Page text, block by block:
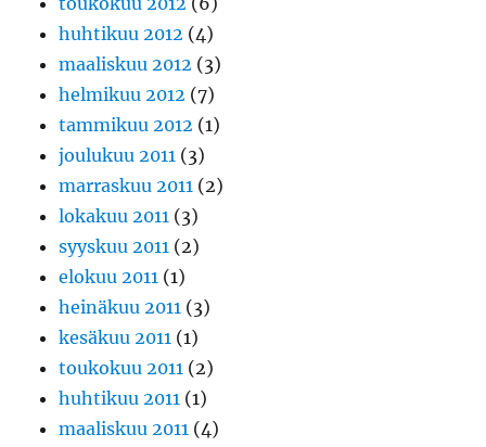
huhtikuu 2012 (4)
maaliskuu 2012 (3)
helmikuu 2012 (7)
tammikuu 2012 (1)
joulukuu 2011 (3)
marraskuu 2011 (2)
lokakuu 2011 (3)
syyskuu 2011 (2)
elokuu 2011 (1)
heinäkuu 2011 (3)
kesäkuu 2011 (1)
toukokuu 2011 (2)
huhtikuu 2011 (1)
maaliskuu 2011 (4)